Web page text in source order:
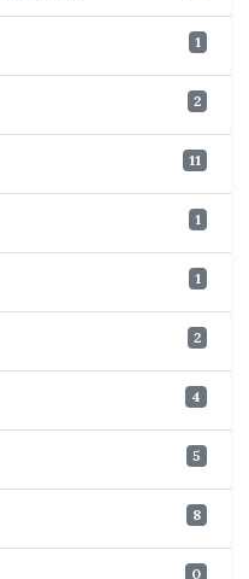
1
2
11
1
1
2
4
5
8
0